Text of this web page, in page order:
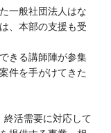
一般社団法人はな
、本部の支援も受
きる講師陣が参集
件を手がけてきた
活需要に対応して